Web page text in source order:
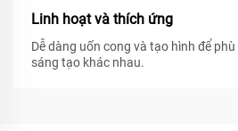
Linh hoạt và thích ứng
Dễ dàng uốn cong và tạo hình để
sáng tạo khác nhau.